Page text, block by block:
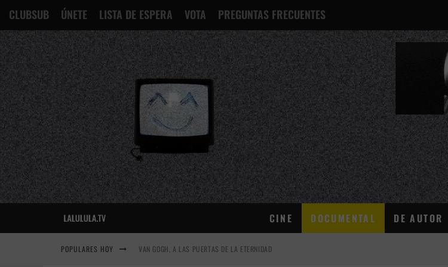
CLUBSUB ÚNETE LISTA DE ESPERA VOTA PREGUNTAS FRECUENTES
CINE DOCUMENTAL DE AUTOR
POPULARES HOY VAN GOGH, A LAS PUERTAS DE LA ETERNIDAD